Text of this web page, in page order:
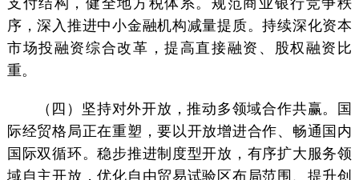
序，深入推进中小金融机构减量提质。持续深化资本
市场投融资综合改革，提高直接融资、股权融资比
重。
（四）坚持对外开放，推动多领域合作共赢。国
际经贸格局正在重塑，要以开放增进合作、畅通国内
国际双循环。稳步推进制度型开放，有序扩大服务领
域自主开放，优化自由贸易试验区布局范围、提升创